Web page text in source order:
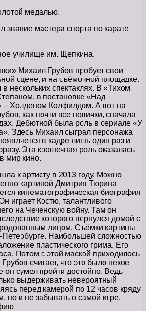
медалью.
звание мастера спорта по карате
училище им. Щепкина.
Михаил Грубов пробует свои
сцене, и на съёмочной площадке.
нескольких спектаклях. В «Тихом
в постановке «Над
– Холденом Колфилдом. А вот на
как почти все новички, сначала
Дебютной была роль в сериале «У
Здесь Михаил сыграл персонажа
в кадре лишь один раз и
Эта крошечная роль оказалась
мир кино.
к артисту в 2013 году. Можно
картиной Дмитрия Тюрина
кинематографическая биография
играет Костю, талантливого
на Чеченскую войну. Там он
которого вернулся домой с
лицом. Съёмки картины
Петербурге. Наибольшей сложностью
пластического грима. Его
Потом с этой маской приходилось
считает, что это было некое
он сумел пройти достойно. Ведь
выдерживать невероятный
перед камерой по 12 часов кряду
но и не забывать о самой игре.